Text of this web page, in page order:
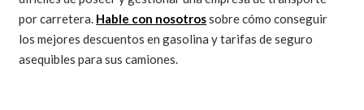
por carretera. Hable con nosotrossobre cómo conseguir
los mejores descuentos en gasolina y tarifas de seguro
asequibles para sus camiones.